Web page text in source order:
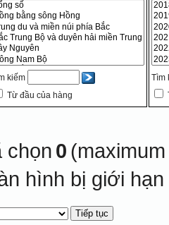
kiếm
Từ đầu của hàng
Tìm
chọn 0
hình bị giới